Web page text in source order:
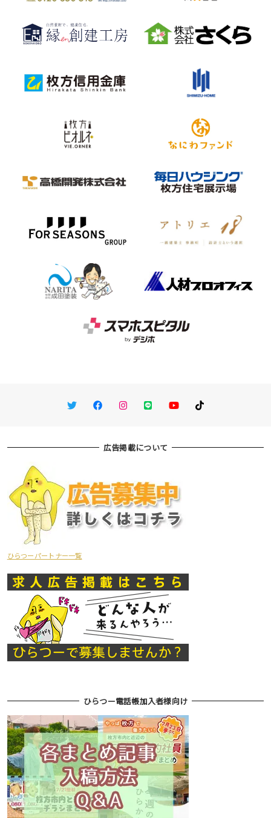
TwitterFacebookInstagram
LINE You TubeTikTok
広告掲載について
ひらつーパートナー一覧
ひらつー電話帳加入者様向け